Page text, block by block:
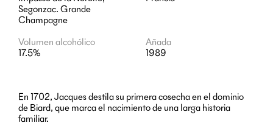
Segonzac. Grande
Champagne
Volumen alcohólico
17.5%
Añada
1989
En 1702, Jacques destila su primera cosecha en el dominio
de Biard, que marca el nacimiento de una larga historia
familiar.